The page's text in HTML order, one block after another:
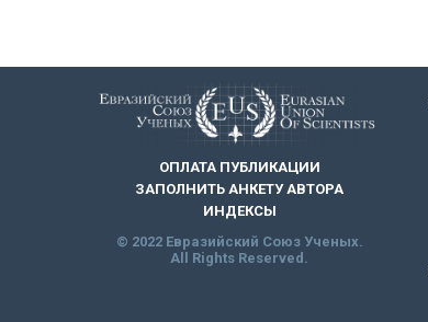
ОПЛАТА ПУБЛИКАЦИИ
ЗАПОЛНИТЬ АНКЕТУ АВТОРА
ИНДЕКСЫ
© 2022 Евразийский Союз Ученых.
All Rights Reserved.